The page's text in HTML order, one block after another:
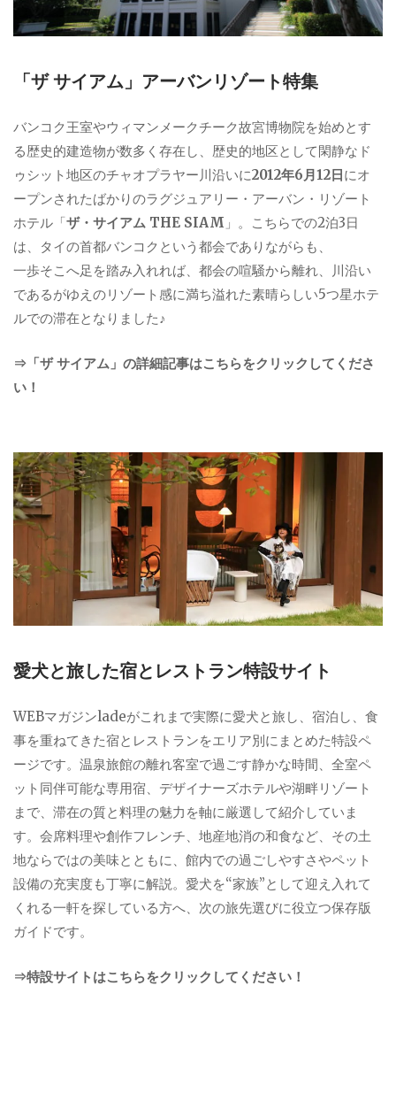
「ザ サイアム」アーバンリゾート特集
バンコク王室やウィマンメークチーク故宮博物院を始めとす
る歴史的建造物が数多く存在し、歴史的地区として閑静なド
ゥシット地区のチャオプラヤー川沿いに2012年6月12日にオ
ープンされたばかりのラグジュアリー・アーバン・リゾート
ホテル「ザ・サイアム THE SIAM 」。こちらでの2泊3日
は、タイの首都バンコクという都会でありながらも、
一歩そこへ足を踏み入れれば、都会の喧騒から離れ、川沿い
であるがゆえのリゾート感に満ち溢れた素晴らしい5つ星ホテ
ルでの滞在となりました♪
⇒「ザ サイアム」の詳細記事はこちらをクリックしてくださ
い！
愛犬と旅した宿とレストラン特設サイト
WEBマガジンladeがこれまで実際に愛犬と旅し、宿泊し、食
事を重ねてきた宿とレストランをエリア別にまとめた特設ペ
ージです。温泉旅館の離れ客室で過ごす静かな時間、全室ペ
ット同伴可能な専用宿、デザイナーズホテルや湖畔リゾート
まで、滞在の質と料理の魅力を軸に厳選して紹介していま
す。会席料理や創作フレンチ、地産地消の和食など、その土
地ならではの美味とともに、館内での過ごしやすさやペット
設備の充実度も丁寧に解説。愛犬を“家族”として迎え入れて
くれる一軒を探している方へ、次の旅先選びに役立つ保存版
ガイドです。
⇒特設サイトはこちらをクリックしてください！